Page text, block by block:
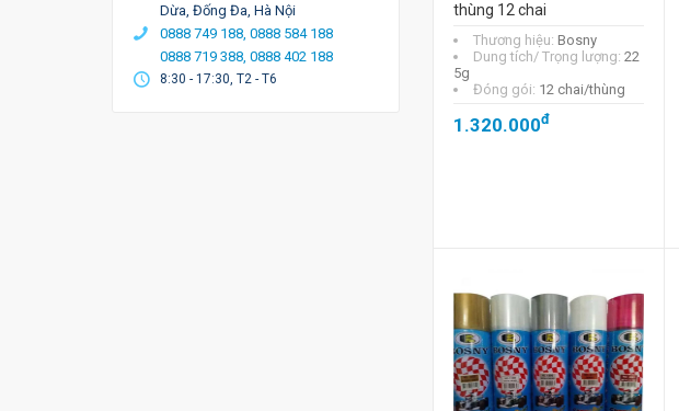
Dừa, Đống Đa, Hà Nội
0888 749 188, 0888 584 188
0888 719 388, 0888 402 188
8:30 - 17:30, T2 - T6
thùng 12 chai
Thương hiệu: Bosny
Dung tích/ Trọng lượng: 22
5g
Đóng gói: 12 chai/thùng
1.320.000đ